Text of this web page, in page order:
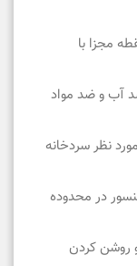
مجزا با
آب و ضد مواد
نظر سردخانه
در محدوده
روشن کردن